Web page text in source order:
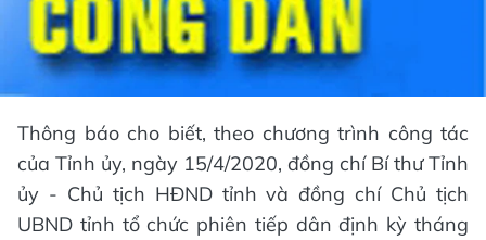
Thông báo cho biết, theo chương trình công tác
của Tỉnh ủy, ngày 15/4/2020, đồng chí Bí thư Tỉnh
ủy - Chủ tịch HĐND tỉnh và đồng chí Chủ tịch
UBND tỉnh tổ chức phiên tiếp dân định kỳ tháng